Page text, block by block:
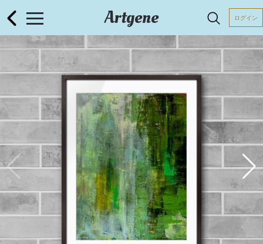
Artgene ログイン